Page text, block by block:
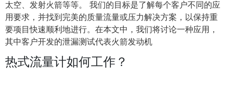
太空、发射火箭等等。 我们的目标是了解每个客户不同的应
用要求，并找到完美的质量流量或压力解决方案，以保持重
要项目快速顺利地进行。在本文中，我们将讨论一种应用，
其中客户开发的泄漏测试代表火箭发动机
热式流量计如何工作？